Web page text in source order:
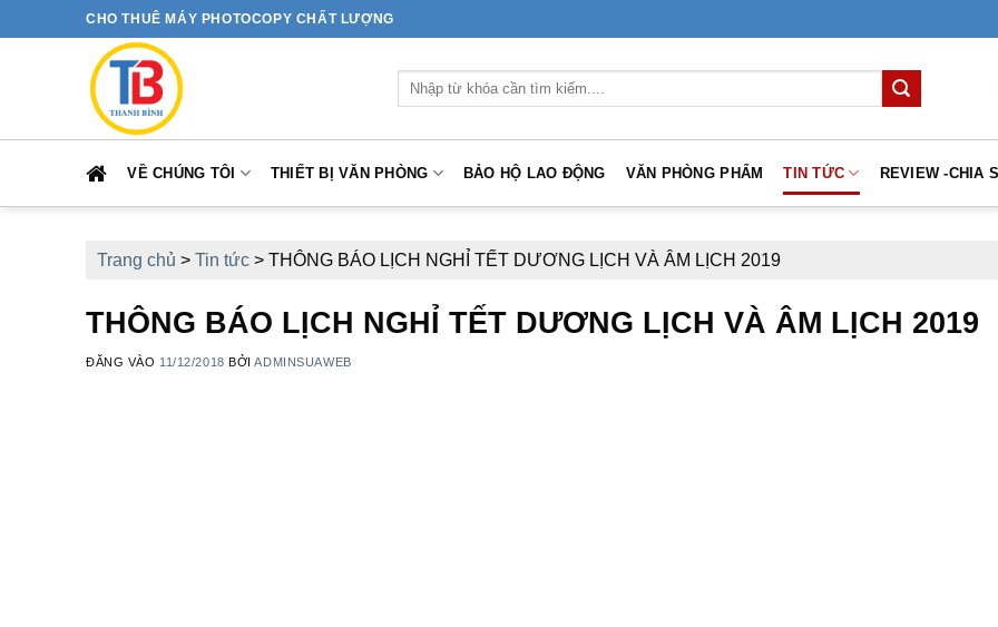
qua
CHO THUÊ MÁY PHOTOCOPY CHẤT LƯỢNG
Tìm
kiếm:
VỀ CHÚNG TÔI THIẾT BỊ VĂN PHÒNG BẢO HỘ LAO ĐỘNG VĂN PHÒNG PHẨM TIN TỨC REVIEW -CHIA
Trang chủ > Tin tức > THÔNG BÁO LỊCH NGHỈ TẾT DƯƠNG LỊCH VÀ ÂM LỊCH 2019
THÔNG BÁO LỊCH NGHỈ TẾT DƯƠNG LỊCH VÀ ÂM LỊCH 2019
ĐĂNG VÀO 11/12/2018 BỞIADMINSUAWEB